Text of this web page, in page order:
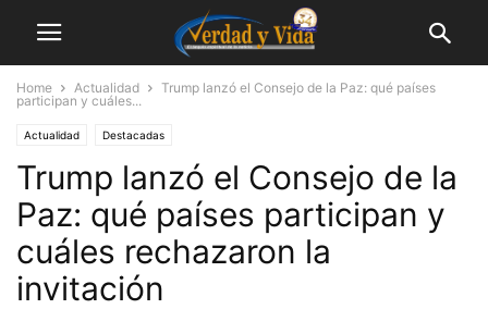
Home Actualidad
Trump lanzó el Consejo de la Paz: qué países
participan y cuáles...
Actualidad Destacadas
Trump lanzó el Consejo de la
Paz: qué países participan y
cuáles rechazaron la
invitación